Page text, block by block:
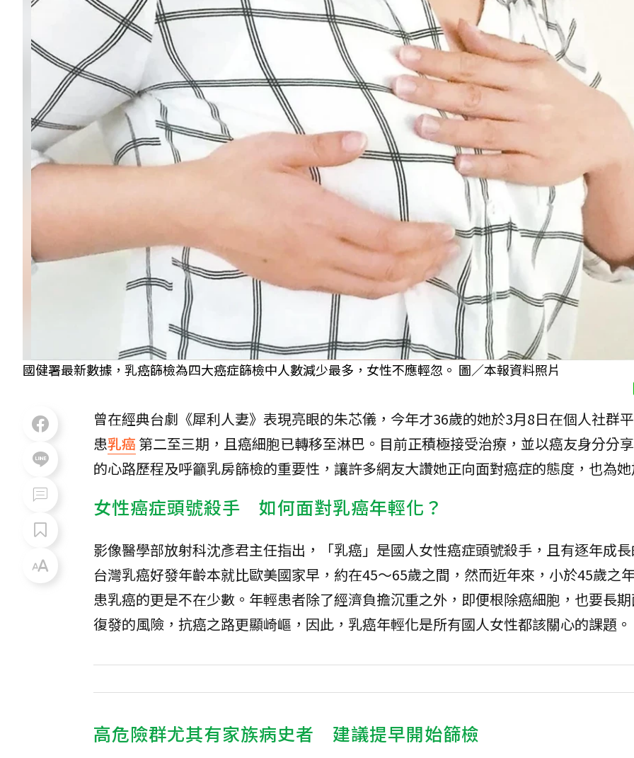
國健署最新數據，乳癌篩檢為四大癌症篩檢中人數減少最多，女性不應輕忽。 圖／本報資料照片
曾在經典台劇《犀利人妻》表現亮眼的朱芯儀，今年才36歲的她於3月8日在個人社群
患乳癌 第二至三期，且癌細胞已轉移至淋巴。目前正積極接受治療，並以癌友身分分
的心路歷程及呼籲乳房篩檢的重要性，讓許多網友大讚她正向面對癌症的態度，也為
女性癌症頭號殺手 如何面對乳癌年輕化？
影像醫學部放射科沈彥君主任指出，「乳癌」是國人女性癌症頭號殺手，且有逐年成
台灣乳癌好發年齡本就比歐美國家早，約在45～65歲之間，然而近年來，小於45歲之
患乳癌的更是不在少數。年輕患者除了經濟負擔沉重之外，即便根除癌細胞，也要長
復發的風險，抗癌之路更顯崎嶇，因此，乳癌年輕化是所有國人女性都該關心的課題。
高危險群尤其有家族病史者 建議提早開始篩檢